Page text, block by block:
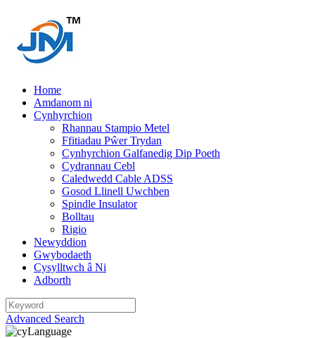
Home
Amdanom ni
Cynhyrchion
Rhannau Stampio Metel
Ffitiadau Pŵer Trydan
Cynhyrchion Galfanedig Dip Poeth
Cydrannau Cebl
Caledwedd Cable ADSS
Gosod Llinell Uwchben
Spindle Insulator
Bolltau
Rigio
Newyddion
Gwybodaeth
Cysylltwch â Ni
Adborth
Advanced Search
Language